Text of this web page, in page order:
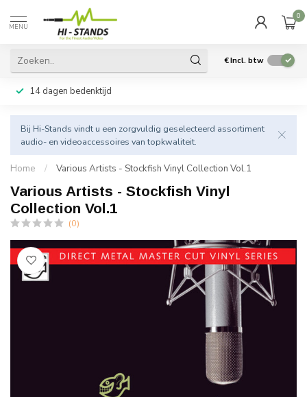
MENU
0
€Incl. btw
14 dagen bedenktijd
Bij Hi-Stands vindt u een zorgvuldig geselecteerd assortiment
audio- en videoaccessoires van topkwaliteit.
Home / Various Artists - Stockfish Vinyl Collection Vol.1
Various Artists - Stockfish Vinyl
Collection Vol.1
(0)